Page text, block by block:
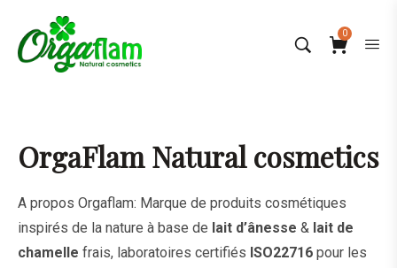
0
OrgaFlam Natural cosmetics
A propos Orgaflam: Marque de produits cosmétiques
inspirés de la nature à base de lait d’ânesse & lait de
chamelle frais, laboratoires certifiés ISO22716 pour les